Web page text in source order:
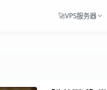
🚀VPS服务器